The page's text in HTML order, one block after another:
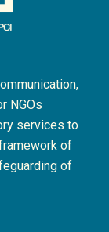
NGOs
services to
of
of